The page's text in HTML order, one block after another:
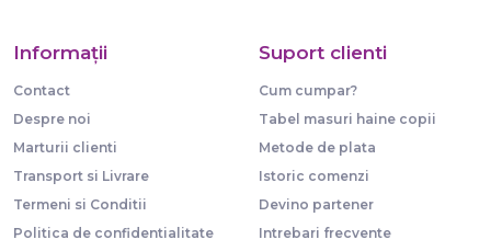
Informaţii
Contact
Despre noi
Marturii clienti
Transport si Livrare
Termeni si Conditii
Politica de confidentialitate
Suport clienti
Cum cumpar?
Tabel masuri haine copii
Metode de plata
Istoric comenzi
Devino partener
Intrebari frecvente